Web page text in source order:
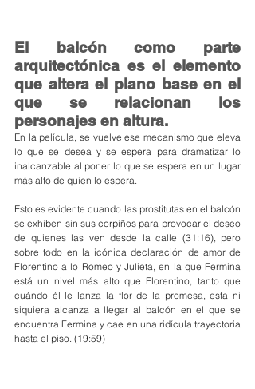
El balcón como parte
arquitectónica es el elemento
que altera el plano base en el
que se relacionan los
personajes en altura.
En la película, se vuelve ese mecanismo que eleva
lo que se desea y se espera para dramatizar lo
inalcanzable al poner lo que se espera en un lugar
más alto de quien lo espera.
Esto es evidente cuando las prostitutas en el balcón
se exhiben sin sus corpiños para provocar el deseo
de quienes las ven desde la calle (31:16), pero
sobre todo en la icónica declaración de amor de
Florentino a lo Romeo y Julieta, en la que Fermina
está un nivel más alto que Florentino, tanto que
cuándo él le lanza la flor de la promesa, esta ni
siquiera alcanza a llegar al balcón en el que se
encuentra Fermina y cae en una ridícula trayectoria
hasta el piso. (19:59)